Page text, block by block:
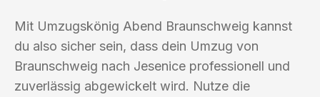
Mit Umzugskönig Abend Braunschweig kannst
du also sicher sein, dass dein Umzug von
Braunschweig nach Jesenice professionell und
zuverlässig abgewickelt wird. Nutze die